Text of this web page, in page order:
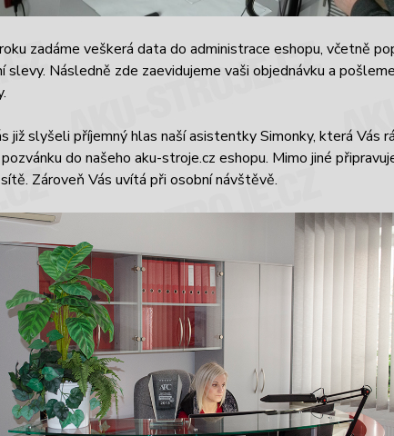
zadáme veškerá data do administrace eshopu, včetně
slevy. Následně zde zaevidujeme vaši objednávku a
již slyšeli příjemný hlas naší asistentky Simonky, která Vás
do našeho aku-stroje.cz eshopu. Mimo jiné
Zároveň Vás uvítá při osobní návštěvě.